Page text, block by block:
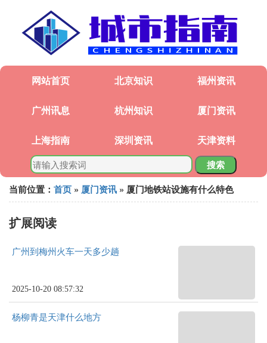
网站首页 北京知识 福州资讯
广州讯息 杭州知识 厦门资讯
上海指南 深圳资讯 天津资料
搜索
当前位置： 首页 » 厦门资讯 » 厦门地铁站设施有什么特色
扩展阅读
广州到梅州火车一天多少趟
2025-10-20 08:57:32
杨柳青是天津什么地方